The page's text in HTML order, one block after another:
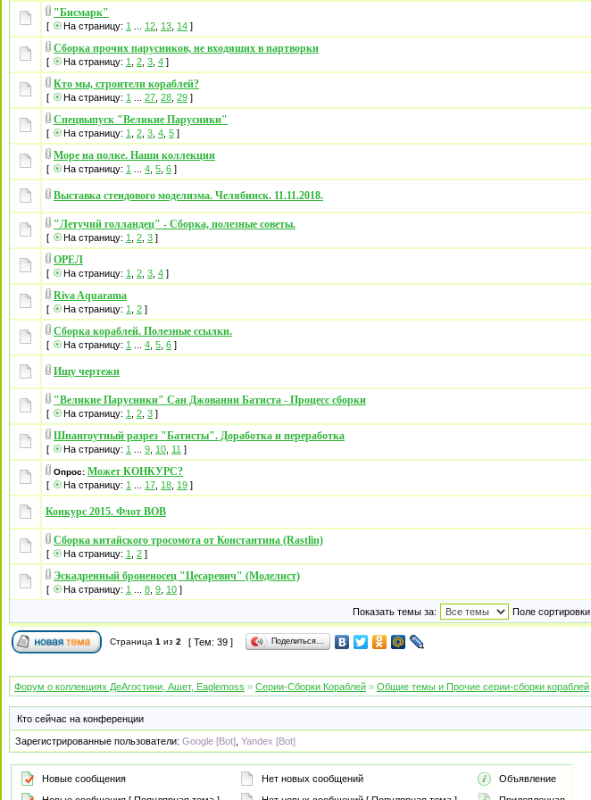
"Бисмарк"
[ На страницу: 1 12 13 14 ]
Сборка прочих парусников, не входящих в партворки
[ На страницу: 1 2 3 4 ]
Кто мы, строители кораблей?
[ На страницу: 1 27 28 29 ]
Спецвыпуск "Великие Парусники"
[ На страницу: 1 2 3 4 5 ]
Море на полке. Наши коллекции
[ На страницу: 1 4 5 6 ]
Выставка стендового моделизма. Челябинск. 11.11.2018.
"Летучий голландец" - Сборка, полезные советы.
[ На страницу: 1 2 3 ]
ОРЕЛ
[ На страницу: 1 2 3 4 ]
Riva Aquarama
[ На страницу: 1 2 ]
Сборка кораблей. Полезные ссылки.
[ На страницу: 1 4 5 6 ]
Ищу чертежи
"Великие Парусники" Сан Джованни Батиста - Процесс сборки
[ На страницу: 1 2 3 ]
Шпангоутный разрез "Батисты". Доработка и переработка
[ На страницу: 1 9 10 11 ]
Опрос: Может КОНКУРС?
[ На страницу: 1 17 18 19 ]
Конкурс 2015. Флот ВОВ
Сборка китайского тросомота от Константина (Rastlin)
[ На страницу: 1 2 ]
Эскадренный броненосец "Цесаревич" (Моделист)
[ На страницу: 1 8 9 10 ]
Показать темы за: Поле сортировки
Страница 1 из 2 [ Тем: 39 ] Поделиться…
Форум о коллекциях ДеАгостини, Ашет, Eaglemoss » Серии-Сборки Кораблей » Общие темы и Прочие серии-сборки кораблей
Кто сейчас на конференции
Зарегистрированные пользователи: Google [Bot] Yandex [Bot]
Новые сообщения Нет новых сообщений
Объявление